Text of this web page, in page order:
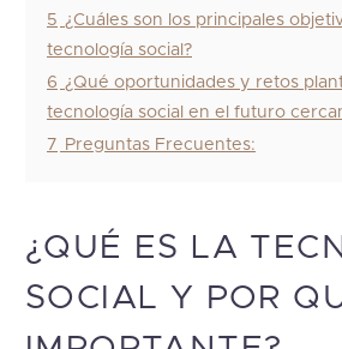
5 ¿Cuáles son los principales
tecnología social?
6 ¿Qué oportunidades y retos
tecnología social en el futuro
7
Preguntas Frecuentes:
¿QUÉ ES LA
SOCIAL Y POR